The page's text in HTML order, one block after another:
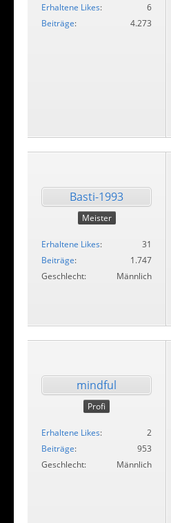
Erhaltene Likes
6
Beiträge
4.273
Basti-1993
Meister
Erhaltene Likes
31
Beiträge
1.747
Geschlecht
Männlich
mindful
Profi
Erhaltene Likes
2
Beiträge
953
Geschlecht
Männlich